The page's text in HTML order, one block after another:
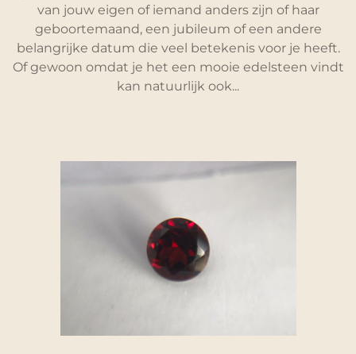
van jouw eigen of iemand anders zijn of haar
geboortemaand, een jubileum of een andere
belangrijke datum die veel betekenis voor je heeft.
Of gewoon omdat je het een mooie edelsteen vindt
kan natuurlijk ook...